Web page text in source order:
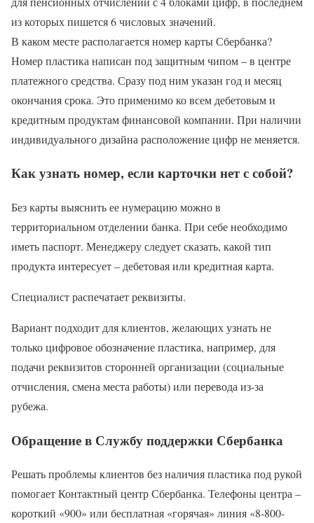
из которых пишется 6 числовых значений.
В каком месте располагается номер карты Сбербанка?
Номер пластика написан под защитным чипом – в центре
платежного средства. Сразу под ним указан год и месяц
окончания срока. Это применимо ко всем дебетовым и
кредитным продуктам финансовой компании. При наличии
индивидуального дизайна расположение цифр не меняется.
Как узнать номер, если карточки нет с собой?
Без карты выяснить ее нумерацию можно в
территориальном отделении банка. При себе необходимо
иметь паспорт. Менеджеру следует сказать, какой тип
продукта интересует – дебетовая или кредитная карта.
Специалист распечатает реквизиты.
Вариант подходит для клиентов, желающих узнать не
только цифровое обозначение пластика, например, для
подачи реквизитов сторонней организации (социальные
отчисления, смена места работы) или перевода из-за
рубежа.
Обращение в Службу поддержки Сбербанка
Решать проблемы клиентов без наличия пластика под рукой
помогает Контактный центр Сбербанка. Телефоны центра –
короткий «900» или бесплатная «горячая» линия «8-800-